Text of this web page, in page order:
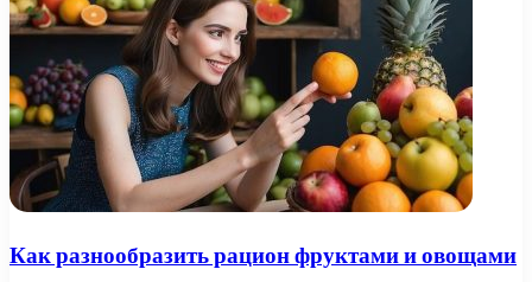
Как разнообразить рацион фруктами и овощами